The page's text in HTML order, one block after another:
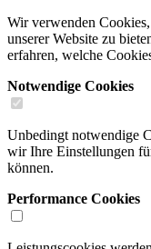
Wir verwenden
unserer Website zu
erfahren, welche
Notwendige Cookies
Unbedingt notwendige
wir Ihre Einstellungen
können.
Performance Cookies